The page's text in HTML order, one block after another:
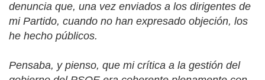
denuncia que, una vez enviados a los dirigentes de
mi Partido, cuando no han expresado objeción, los
he hecho públicos.
Pensaba, y pienso, que mi crítica a la gestión del